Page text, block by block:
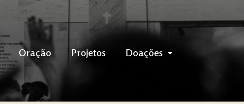
Oração Projetos Doações